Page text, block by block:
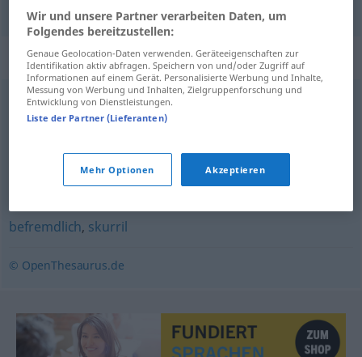
Synonyme für "lächerlich"
albern ,läppisch,blöd (ugs.)
bizarr,ungewöhnlich,eigenwillig,absurd
befremdend,sonderbar komisch,eigenartig
befremdlich, skurril
© OpenThesaurus.de
Wir und unsere Partner verarbeiten Daten, um
Folgendes bereitzustellen:
Genaue Geolocation-Daten verwenden. Geräteeigenschaften zur
Identifikation aktiv abfragen. Speichern von und/oder Zugriff auf
Informationen auf einem Gerät. Personalisierte Werbung und Inhalte,
Messung von Werbung und Inhalten, Zielgruppenforschung und
Entwicklung von Dienstleistungen.
Liste der Partner (Lieferanten)
Mehr Optionen Akzeptieren